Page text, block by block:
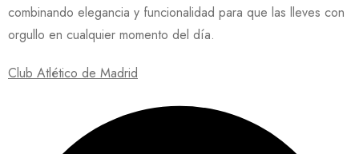
combinando elegancia y funcionalidad para que las lleves con
orgullo en cualquier momento del día.
Club Atlético de Madrid